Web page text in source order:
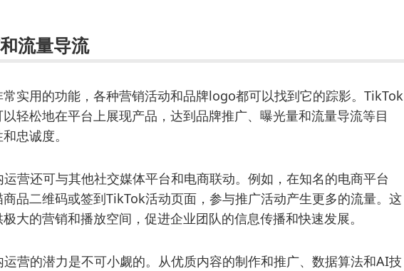
流量导流
实用的功能，各种营销活动和品牌logo都可以找到它的踪影。TikTok
轻松地在平台上展现产品，达到品牌推广、曝光量和流量导流等目
忠诚度。
营还可与其他社交媒体平台和电商联动。例如，在知名的电商平台
品二维码或签到TikTok活动页面，参与推广活动产生更多的流量。这
大的营销和播放空间，促进企业团队的信息传播和快速发展。
营的潜力是不可小觑的。从优质内容的制作和推广、数据算法和AI技